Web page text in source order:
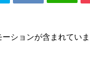
ションが含まれてい